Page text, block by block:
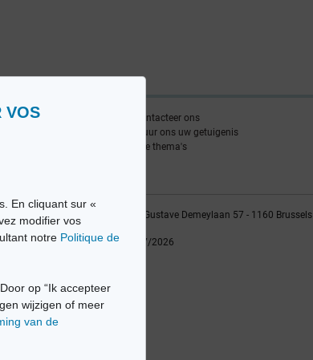
VOS
En cliquant sur «
modifier vos
notre Politique de
op “Ik accepteer
wijzigen of meer
van de
Contacteer ons
Stuur ons uw getuigenis
Alle thema's
- Tous droits réservés | Avenue Gustave Demeylaan 57 - 1160 Brussels
Laatste update: 22/07/2026